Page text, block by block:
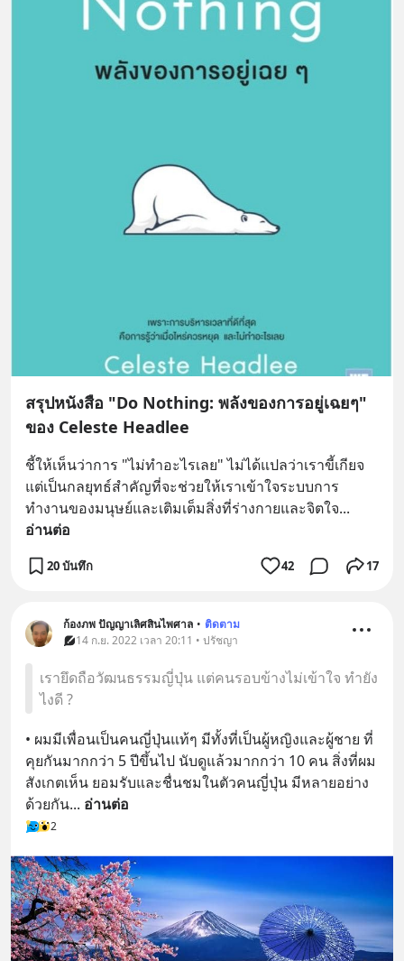
สรุปหนังสือ "Do Nothing: พลังของการอยู่เฉยๆ"
ของ Celeste Headlee
ชี้ให้เห็นว่าการ "ไม่ทำอะไรเลย" ไม่ได้แปลว่าเราขี้เกียจ
แต่เป็นกลยุทธ์สำคัญที่จะช่วยให้เราเข้าใจระบบการ
ทำงานของมนุษย์และเติมเต็มสิ่งที่ร่างกายและจิตใจ
อ่านต่อ
20 บันทึก 42 17
ก้องภพ ปัญญาเลิศสินไพศาล • ติดตาม
14 ก.ย. 2022 เวลา 20:11 • ปรัชญา
เรายึดถือวัฒนธรรมญี่ปุ่น แต่คนรอบข้างไม่เข้าใจ ทํายัง
ไงดี ?
• ผมมีเพื่อนเป็นคนญี่ปุ่นแท้ๆ มีทั้งที่เป็นผู้หญิงและผู้ชาย ที่
คุยกันมากกว่า 5 ปีขึ้นไป นับดูแล้วมากกว่า 10 คน สิ่งที่ผม
สังเกตเห็น ยอมรับและชื่นชมในตัวคนญี่ปุ่น มีหลายอย่าง
ด้วยกัน... อ่านต่อ
2